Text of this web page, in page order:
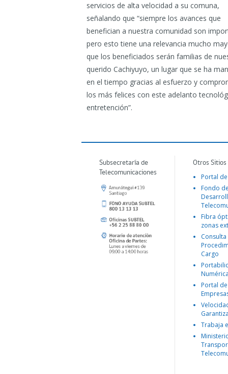
servicios de alta velocidad a su comuna,
señalando que “siempre los avances que
benefician a nuestra comunidad son
pero esto tiene una relevancia mucho
que los beneficiados serán familias de
querido Cachiyuyo, un lugar que se ha
en el tiempo gracias al esfuerzo y
los más felices con este adelanto
entretención”.
Subsecretaría de
Telecomunicaciones
Otros
Portal
Fondo
Fibra
zonas
Consulta
Cargo
Portal
Trabaja